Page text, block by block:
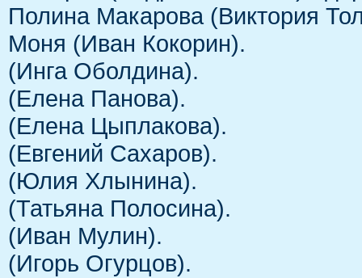
Полина Макарова (Виктория
Моня (Иван Кокорин).
(Инга Оболдина).
(Елена Панова).
(Елена Цыплакова).
(Евгений Сахаров).
(Юлия Хлынина).
(Татьяна Полосина).
(Иван Мулин).
(Игорь Огурцов).